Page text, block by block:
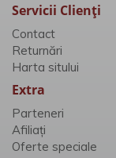
Servicii Clienţi
Contact
Returnări
Harta sitului
Extra
Parteneri
Afiliaţi
Oferte speciale